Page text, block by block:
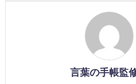
言葉の手帳監